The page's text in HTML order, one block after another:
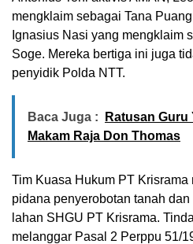
mengklaim sebagai Tana
Ignasius Nasi yang mengklaim
Soge. Mereka bertiga ini juga
penyidik Polda NTT.
Baca Juga :
Ratusan
Makam Raja Don Thomas
Tim Kuasa Hukum PT
pidana penyerobotan tanah
lahan SHGU PT Krisrama.
melanggar Pasal 2 Perppu 51/